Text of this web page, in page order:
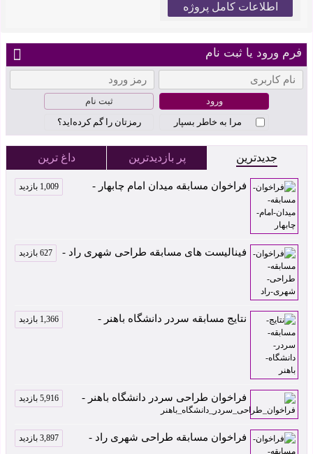
اطلاعات کامل پروژه
فرم ورود یا ثبت نام
ثبت نام
مرا به خاطر بسپار
رمزتان را گم کرده‌اید؟
جدیدترین پر بازدیدترین داغ ترین
فراخوان مسابقه میدان امام چابهار - 1,009 بازدید
فینالیست های مسابقه طراحی شهری راد - 627 بازدید
نتایج مسابقه سردر دانشگاه باهنر - 1,366 بازدید
فراخوان طراحی سردر دانشگاه باهنر - 5,916 بازدید
فراخوان مسابقه طراحی شهری راد - 3,897 بازدید